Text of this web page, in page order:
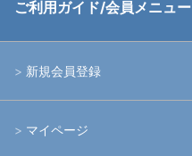
ライト
アームシステム
RGBlue
イノン
ご利用ガイド/会員メニュー
新規会員登録
マイページ